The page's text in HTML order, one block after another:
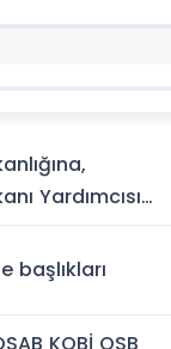
Yardımcısı
başlıkları